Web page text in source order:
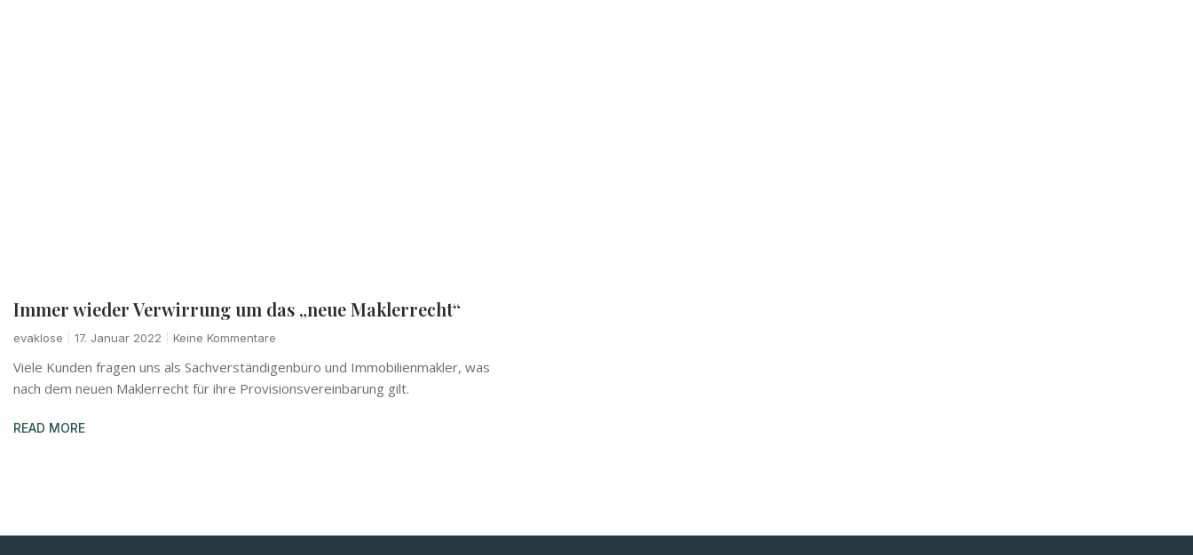
Immer wieder Verwirrung um das „neue Maklerrecht“
evaklose 17. Januar 2022 Keine Kommentare
Viele Kunden fragen uns als Sachverständigenbüro und Immobilienmakler, was
nach dem neuen Maklerrecht für ihre Provisionsvereinbarung gilt.
READ MORE